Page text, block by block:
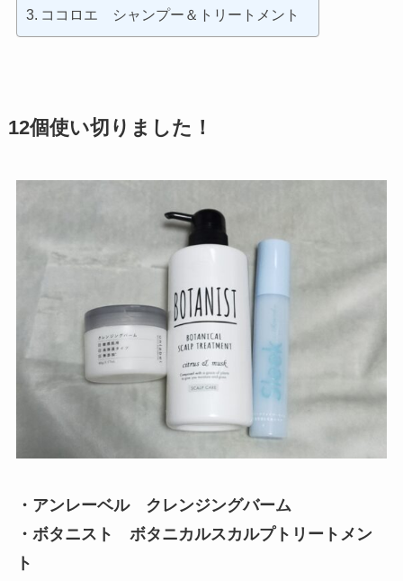
ココロエ シャンプー＆トリートメント
12個使い切りました！
・アンレーベル クレンジングバーム
・ボタニスト ボタニカルスカルプトリートメン
ト